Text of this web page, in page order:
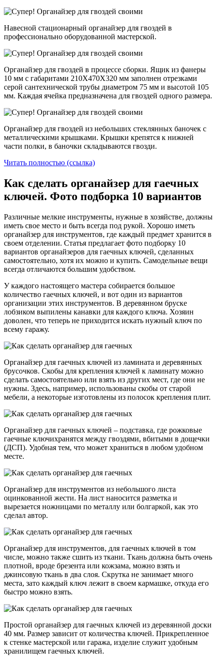
Навесной стационарный органайзер для гвоздей в
профессионально оборудованной мастерской.
Органайзер для гвоздей в процессе сборки. Ящик из фанеры
10 мм с габаритами 210Х470Х320 мм заполнен отрезками
серой сантехнической трубы диаметром 75 мм и высотой 105
мм. Каждая ячейка предназначена для гвоздей одного размера.
Органайзер для гвоздей из небольших стеклянных баночек с
металлическими крышками. Крышки крепятся к нижней
части полки, в баночки складываются гвозди.
Читать полностью (ссылка)
Как сделать органайзер для гаечных
ключей. Фото подборка 10 вариантов
Различные мелкие инструменты, нужные в хозяйстве, должны
иметь свое место и быть всегда под рукой. Хорошо иметь
органайзер для инструментов, где каждый предмет хранится в
своем отделении. Статья предлагает фото подборку 10
вариантов органайзеров для гаечных ключей, сделанных
самостоятельно, хотя их можно и купить. Самодельные вещи
всегда отличаются большим удобством.
У каждого настоящего мастера собирается большое
количество гаечных ключей, и вот один из вариантов
организации этих инструментов. В деревянном бруске
лобзиком выпилены канавки для каждого ключа. Хозяин
доволен, что теперь не приходится искать нужный ключ по
всему гаражу.
Органайзер для гаечных ключей из ламината и деревянных
брусочков. Скобы для крепления ключей к ламинату можно
сделать самостоятельно или взять из других мест, где они не
нужны. Здесь, например, использованы скобы от старой
мебели, а некоторые изготовлены из полосок крепления плит.
Органайзер для гаечных ключей – подставка, где рожковые
гаечные ключихранятся между гвоздями, вбитыми в дощечки
(ДСП). Удобная тем, что может храниться в любом удобном
месте.
Органайзер для инструментов из небольшого листа
оцинкованной жести. На лист наносится разметка и
вырезается ножницами по металлу или болгаркой, как это
сделал автор.
Органайзер для инструментов, для гаечных ключей в том
числе, можно также сшить из ткани. Ткань должна быть очень
плотной, вроде брезента или кожзама, можно взять и
джинсовую ткань в два слоя. Скрутка не занимает много
места, зато каждый ключ лежит в своем кармашке, откуда его
быстро можно взять.
Простой органайзер для гаечных ключей из деревянной доски
40 мм. Размер зависит от количества ключей. Прикрепленное
к стенке мастерской или гаража, изделие служит удобным
хранилищем гаечных ключей.